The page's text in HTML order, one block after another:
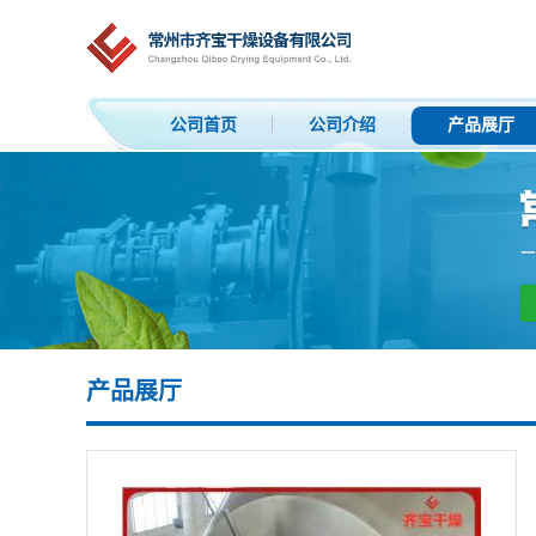
公司首页 公司介绍 产品展厅
产品展厅